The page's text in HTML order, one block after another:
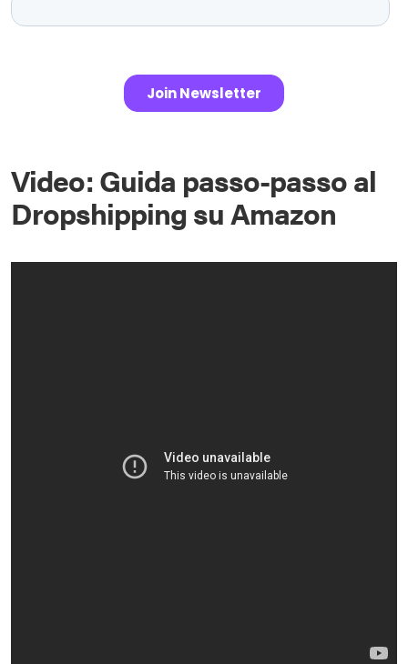
Video: Guida passo-passo al
Dropshipping su Amazon